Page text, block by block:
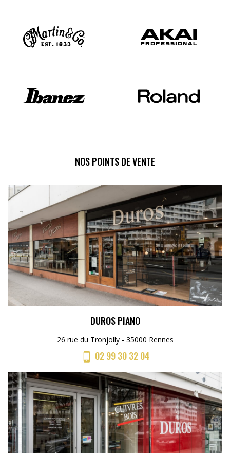
NOS POINTS DE VENTE
DUROS PIANO
26 rue du Tronjolly - 35000 Rennes
02 99 30 32 04